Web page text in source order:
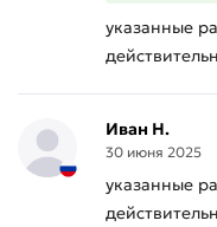
указанные
Иван Н.
30 июня 2025
указанные